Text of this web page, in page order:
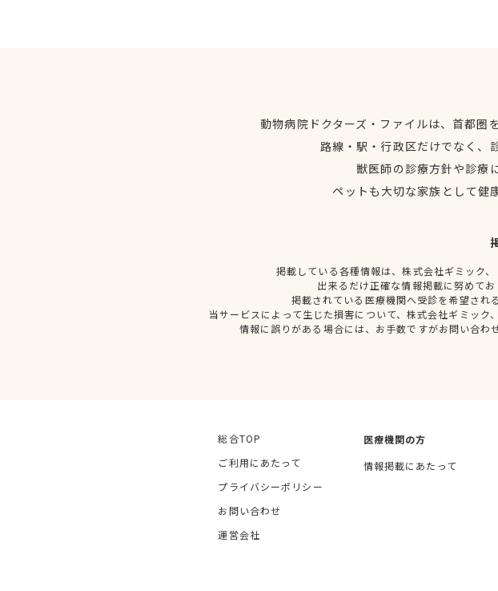
動物病院ドクターズ・ファイルは、首都
路線・駅・行政区だけでなく、
獣医師の診療方針や診療
ペットも大切な家族として健
掲載している各種情報は、株式会社ギミック
出来るだけ正確な情報掲載に努めて
掲載されている医療機関へ受診を希望され
当サービスによって生じた損害について、株式会社ギミッ
情報に誤りがある場合には、お手数ですがお問い合
総合TOP
ご利用にあたって
プライバシーポリシー
お問い合わせ
運営会社
医療機関の方
情報掲載にあたって